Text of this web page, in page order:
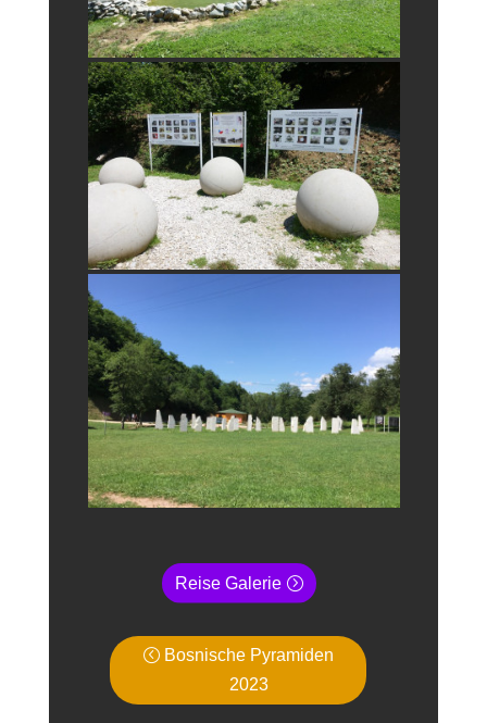
Reise Galerie
Bosnische Pyramiden
2023